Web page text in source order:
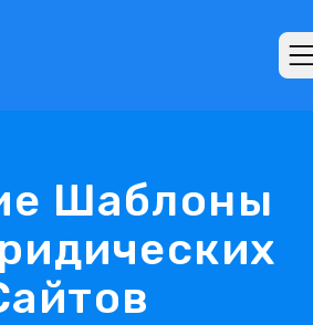
Шаблоны